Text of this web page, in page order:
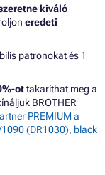
kiváló
eredeti
patronokat és 1
ottakaríthat meg a
BROTHER
PREMIUM a
(DR1030), black